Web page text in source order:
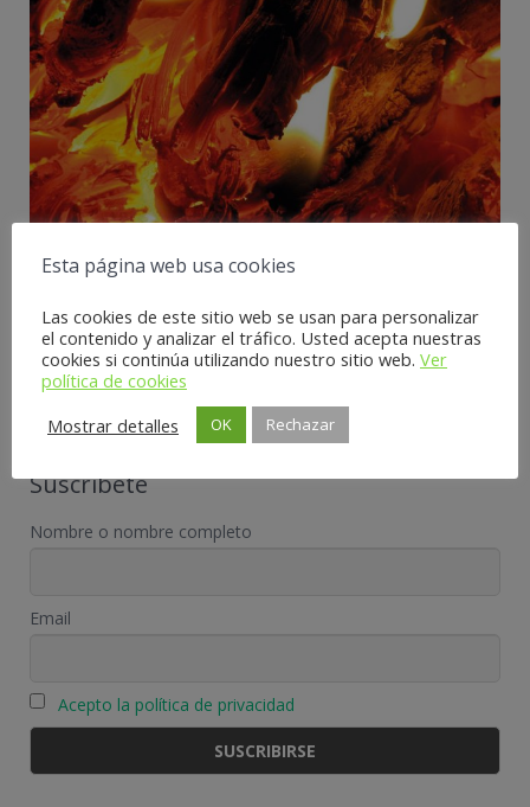
23 junio, 2017
Suscríbete
Nombre o nombre completo
Email
Acepto la política de privacidad
Esta página web usa cookies
Las cookies de este sitio web se usan para personalizar
el contenido y analizar el tráfico. Usted acepta nuestras
cookies si continúa utilizando nuestro sitio web. Ver
política de cookies
Mostrar detalles
OK Rechazar